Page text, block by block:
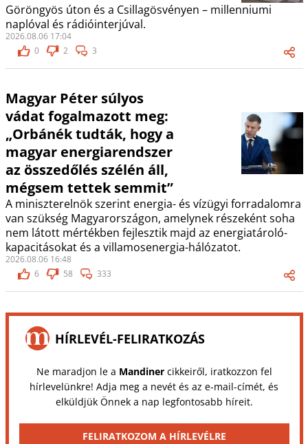
Göröngyös úton és a Csillagösvényen – millenniumi
naplóval és rádióinterjúval.
2026.08.06 17:04
0
2 3
Magyar Péter súlyos
vádat fogalmazott meg:
„Orbánék tudták, hogy a
magyar energiarendszer
az összedőlés szélén áll,
mégsem tettek semmit”
A miniszterelnök szerint energia- és vízügyi forradalomra
van szükség Magyarországon, amelynek részeként soha
nem látott mértékben fejlesztik majd az energiatároló-
kapacitásokat és a villamosenergia-hálózatot.
2026.08.06 16:48
6
58 333
HÍRLEVÉL-FELIRATKOZÁS
Ne maradjon le a Mandinercikkeiről, iratkozzon fel
hírlevelünkre! Adja meg a nevét és az e-mail-címét, és
elküldjük Önnek a nap legfontosabb híreit.
FELIRATKOZOM A HÍRLEVÉLRE